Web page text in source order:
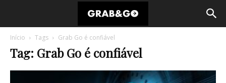
Início Tags Grab Go é confiável
Tag: Grab Go é confiável